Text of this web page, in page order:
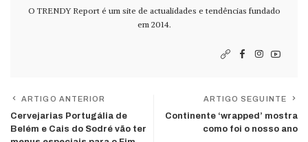
O TRENDY Report é um site de actualidades e tendências fundado
em 2014.
ARTIGO ANTERIOR
Cervejarias Portugália de
Belém e Cais do Sodré vão ter
ARTIGO SEGUINTE
Continente ‘wrapped’ mostra
como foi o nosso ano